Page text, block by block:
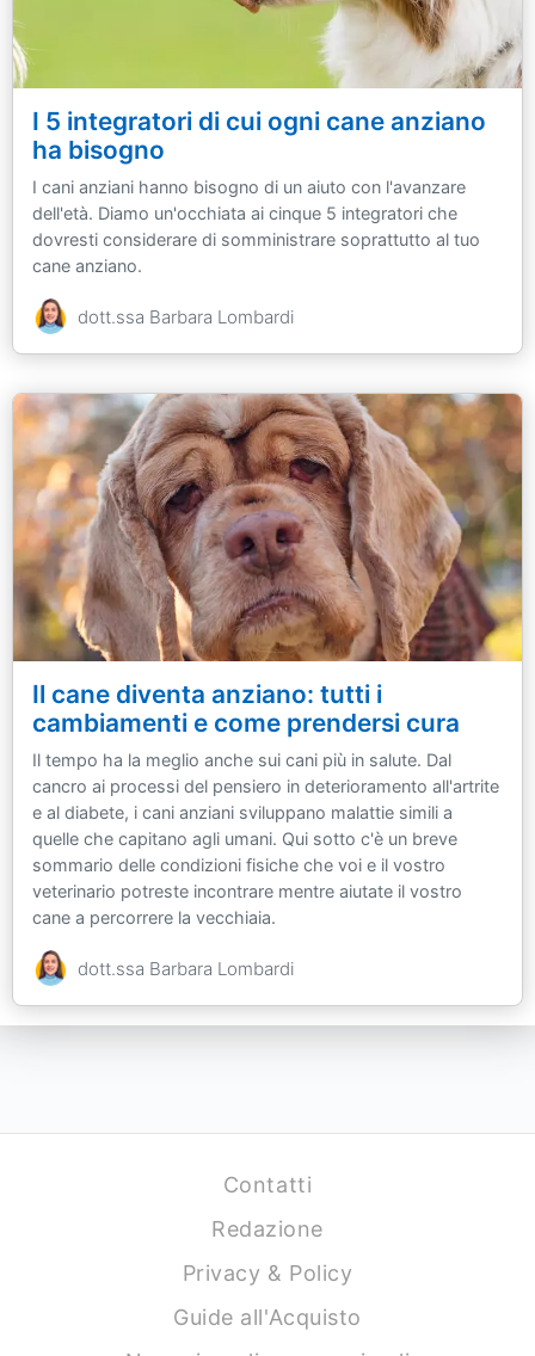
I 5 integratori di cui ogni cane anziano
ha bisogno
I cani anziani hanno bisogno di un aiuto con l'avanzare
dell'età. Diamo un'occhiata ai cinque 5 integratori che
dovresti considerare di somministrare soprattutto al tuo
cane anziano.
dott.ssa Barbara Lombardi
Il cane diventa anziano: tutti i
cambiamenti e come prendersi cura
Il tempo ha la meglio anche sui cani più in salute. Dal
cancro ai processi del pensiero in deterioramento all'artrite
e al diabete, i cani anziani sviluppano malattie simili a
quelle che capitano agli umani. Qui sotto c'è un breve
sommario delle condizioni fisiche che voi e il vostro
veterinario potreste incontrare mentre aiutate il vostro
cane a percorrere la vecchiaia.
dott.ssa Barbara Lombardi
Contatti
Redazione
Privacy & Policy
Guide all'Acquisto